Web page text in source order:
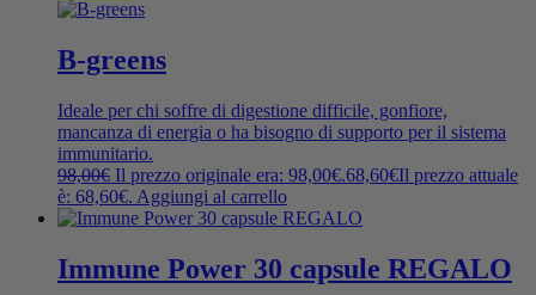
B-greens
Ideale per chi soffre di digestione difficile, gonfiore,
mancanza di energia o ha bisogno di supporto per il sistema
immunitario.
98,00€ Il prezzo originale era: 98,00€.68,60€Il prezzo attuale
è: 68,60€. Aggiungi al carrello
Immune Power 30 capsule REGALO